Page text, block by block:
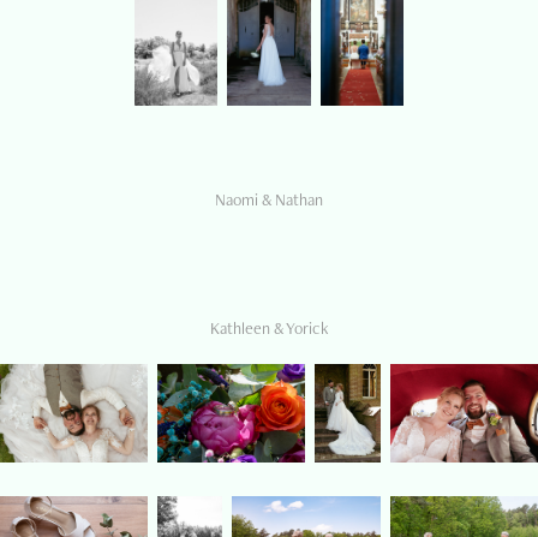
Naomi & Nathan
Kathleen & Yorick